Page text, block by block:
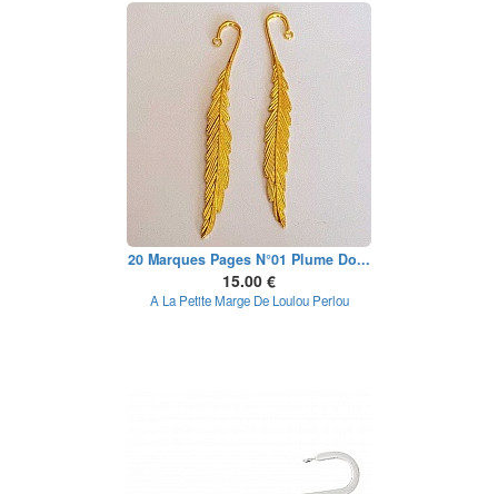
20 Marques Pages N°01 Plume Do...
15.00 €
A La Petite Marge De Loulou Perlou